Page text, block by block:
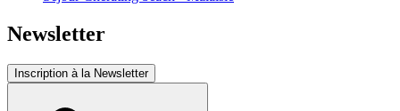
Newsletter
Inscription à la Newsletter